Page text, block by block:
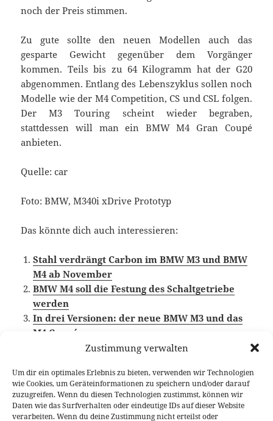
Zustimmung verwalten
Um dir ein optimales Erlebnis zu bieten, verwenden wir Technologien
wie Cookies, um Geräteinformationen zu speichern und/oder darauf
zuzugreifen. Wenn du diesen Technologien zustimmst, können wir
Daten wie das Surfverhalten oder eindeutige IDs auf dieser Website
verarbeiten. Wenn du deine Zustimmung nicht erteilst oder
noch der Preis stimmen.
Zu gute sollte den neuen Modellen auch das
gesparte Gewicht gegenüber dem Vorgänger
kommen. Teils bis zu 64 Kilogramm hat der G20
abgenommen. Entlang des Lebenszyklus sollen noch
Modelle wie der M4 Competition, CS und CSL folgen.
Der M3 Touring scheint wieder begraben,
stattdessen will man ein BMW M4 Gran Coupé
anbieten.
Quelle: car
Foto: BMW, M340i xDrive Prototyp
Das könnte dich auch interessieren:
Stahl verdrängt Carbon im BMW M3 und BMW
M4 ab November
BMW M4 soll die Festung des Schaltgetriebe
werden
In drei Versionen: der neue BMW M3 und das
M4 Coupé
Veröffentlicht
am
18. Januar 2019 Autor
Larissa Rutkowski Kategorien
News Schlagwörter
BMW,
BMW M3 Limousine,BMW M4,Gerüchteküche